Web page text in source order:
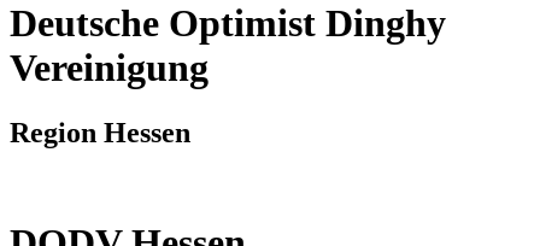
Deutsche Optimist Dinghy
Vereinigung
Region Hessen